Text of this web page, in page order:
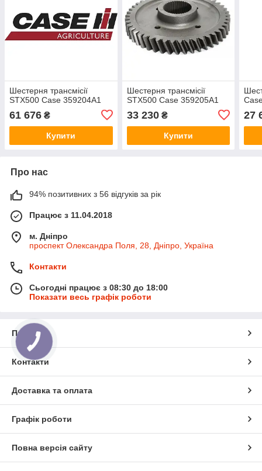
Шестерня трансмісії
STX500 Case 359204A1
61 676 ₴
Купити
Шестерня трансмісії
STX500 Case 359205A1
33 230₴
Купити
27
Про нас
94% позитивних з 56 відгуків за рік
Працює з 11.04.2018
м. Дніпро
проспект Олександра Поля, 28, Дніпро, Україна
Контакти
Сьогодні працює з 08:30 до 18:00
Показати весь графік роботи
Про нас
Контакти
Доставка та оплата
Графік роботи
Повна версія сайту
КНОПКА
ЗВ'ЯЗКУ